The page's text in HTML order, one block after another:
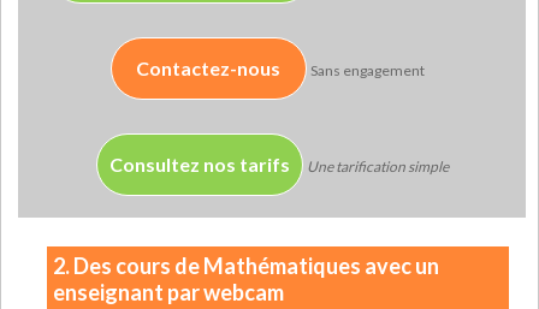
Contactez-nous Sans engagement
Consultez nos tarifs Une tarification simple
2. Des cours de Mathématiques avec un
enseignant par webcam